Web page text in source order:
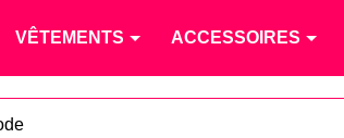
VÊTEMENTS ACCESSOIRES